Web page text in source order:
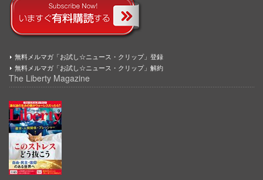
無料メルマガ「お試し☆ニュース・クリップ」登録
無料メルマガ「お試し☆ニュース・クリップ」解約
The Liberty Magazine